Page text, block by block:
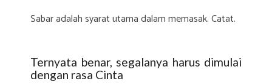
Sabar adalah syarat utama dalam memasak. Catat.
Ternyata benar, segalanya harus dimulai
dengan rasa Cinta